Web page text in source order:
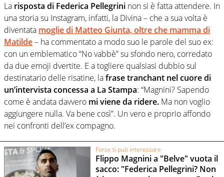
La risposta di Federica Pellegrini non si è fatta attendere. In
una storia su Instagram, infatti, la Divina – che a sua volta è
diventata moglie di Matteo Giunta, oltre che mamma di
Matilde– ha commentato a modo suo le parole del suo ex:
con un emblematico “No vabbè” su sfondo nero, corredato
da due emoji dvertite. E a togliere qualsiasi dubbio sul
destinatario delle risatine, lafrase tranchant nel cuore di
un’intervista concessa a La Stampa: “Magnini? Sapendo
come è andata davvero mi viene da ridere. Ma non voglio
aggiungere nulla. Va bene così”. Un vero e proprio affondo
nei confronti dell’ex compagno.
Forse ti può interessare
Flippo Magnini a "Belve" vuota il
sacco: "Federica Pellegrini? Non